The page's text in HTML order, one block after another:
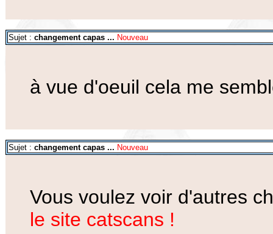
Sujet : changement capas ... Nouveau
à vue d'oeuil cela me
Sujet : changement capas ... Nouveau
Vous voulez voir d'autres
le site catscans !